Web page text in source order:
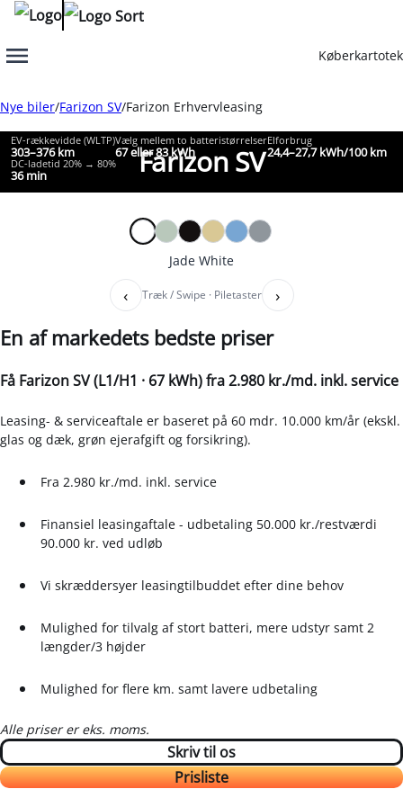
Køberkartotek
Menu
Nye biler Farizon SV Farizon Erhvervleasing
Farizon SV
EV-rækkevidde (WLTP)
303–376 km
Vælg mellem to batteristørrelser
67 eller 83 kWh
Elforbrug
24,4–27,7 kWh/100 km
DC-ladetid 20% → 80%
36 min
Jade White
‹ Træk / Swipe · Piletaster ›
En af markedets bedste priser
Få Farizon SV (L1/H1 · 67 kWh) fra 2.980 kr./md. inkl. service
Leasing- & serviceaftale er baseret på 60 mdr. 10.000 km/år (ekskl.
glas og dæk, grøn ejerafgift og forsikring).
Fra 2.980 kr./md. inkl. service
Finansiel leasingaftale - udbetaling 50.000 kr./restværdi
90.000 kr. ved udløb
Vi skræddersyer leasingtilbuddet efter dine behov
Mulighed for tilvalg af stort batteri, mere udstyr samt 2
længder/3 højder
Mulighed for flere km. samt lavere udbetaling
Alle priser er eks. moms.
Skriv til os
Prisliste